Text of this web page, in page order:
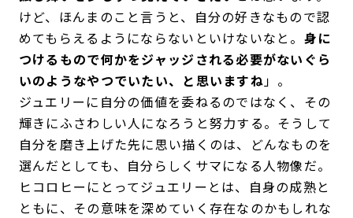
けど、ほんまのこと言うと、自分の好きなもので認
めてもらえるようにならないといけないなと。 身に
つけるもので何かをジャッジされる必要がないぐら
いのようなやつでいたい、と思いますね 」。
ジュエリーに自分の価値を委ねるのではなく、その
輝きにふさわしい人になろうと努力する。そうして
自分を磨き上げた先に思い描くのは、どんなものを
選んだとしても、自分らしくサマになる人物像だ。
ヒコロヒーにとってジュエリーとは、自身の成熟と
ともに、その意味を深めていく存在なのかもしれな